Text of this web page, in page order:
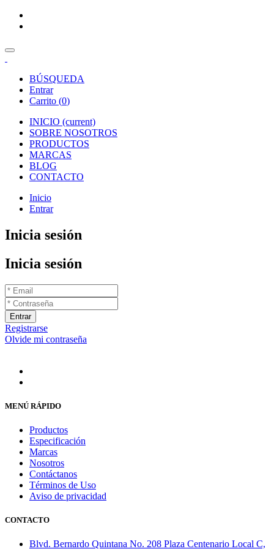
BÚSQUEDA
Entrar
Carrito (0)
INICIO (current)
SOBRE NOSOTROS
PRODUCTOS
MARCAS
BLOG
CONTACTO
Inicio
Entrar
Inicia sesión
Inicia sesión
Entrar
Registrarse
Olvide mi contraseña
MENÚ RÁPIDO
Productos
Especificación
Marcas
Nosotros
Contáctanos
Términos de Uso
Aviso de privacidad
CONTACTO
Blvd. Bernardo Quintana No. 208 Plaza Centenario Local C,